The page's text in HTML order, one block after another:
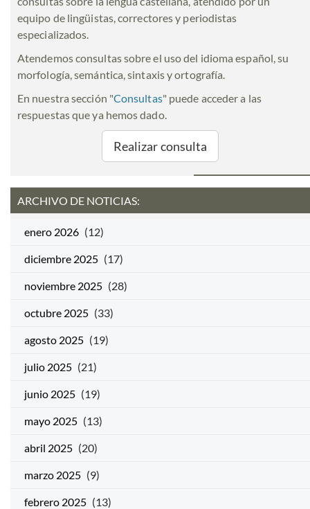
equipo de lingüistas, correctores y periodistas
especializados.
Atendemos consultas sobre el uso del idioma español, su
morfología, semántica, sintaxis y ortografía.
En nuestra sección "Consultas" puede acceder a las
respuestas que ya hemos dado.
Realizar consulta
ARCHIVO DE NOTICIAS:
enero 2026 (12)
diciembre 2025 (17)
noviembre 2025 (28)
octubre 2025 (33)
agosto 2025 (19)
julio 2025 (21)
junio 2025 (19)
mayo 2025 (13)
abril 2025 (20)
marzo 2025 (9)
febrero 2025 (13)